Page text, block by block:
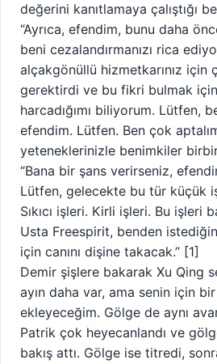
değerini kanıtlamaya çalıştığı
“Ayrıca, efendim, bunu daha
beni cezalandırmanızı rica
alçakgönüllü hizmetkarınız için
gerektirdi ve bu fikri bulmak
harcadığımı biliyorum. Lütfen,
efendim. Lütfen. Ben çok
yeteneklerinizle benimkiler
“Bana bir şans verirseniz,
Lütfen, gelecekte bu tür küçük
Sıkıcı işleri. Kirli işleri. Bu işleri
Usta Freespirit, benden
için canını dişine takacak.” [1]
Demir şişlere bakarak Xu Qing
ayın daha var, ama senin için
ekleyeceğim. Gölge de aynı
Patrik çok heyecanlandı ve
bakış attı. Gölge ise titredi,